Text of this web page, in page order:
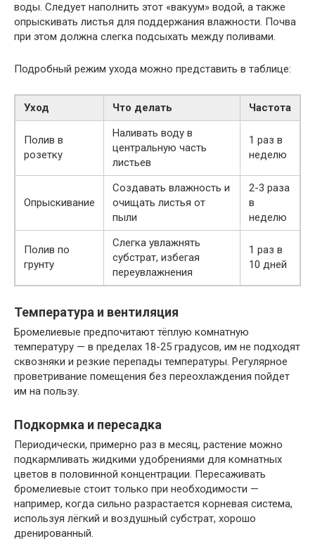
воды. Следует наполнить этот «вакуум» водой, а также
опрыскивать листья для поддержания влажности. Почва
при этом должна слегка подсыхать между поливами.
Подробный режим ухода можно представить в таблице:
Уход Что делать Частота
Полив в
розетку
Наливать воду в
центральную часть
листьев
1 раз в
неделю
Опрыскивание
Создавать влажность и
очищать листья от
пыли
2-3 раза
в
неделю
Полив по
грунту
Слегка увлажнять
субстрат, избегая
переувлажнения
1 раз в
10 дней
Температура и вентиляция
Бромелиевые предпочитают тёплую комнатную
температуру — в пределах 18-25 градусов, им не подходят
сквозняки и резкие перепады температуры. Регулярное
проветривание помещения без переохлаждения пойдет
им на пользу.
Подкормка и пересадка
Периодически, примерно раз в месяц, растение можно
подкармливать жидкими удобрениями для комнатных
цветов в половинной концентрации. Пересаживать
бромелиевые стоит только при необходимости —
например, когда сильно разрастается корневая система,
используя лёгкий и воздушный субстрат, хорошо
дренированный.